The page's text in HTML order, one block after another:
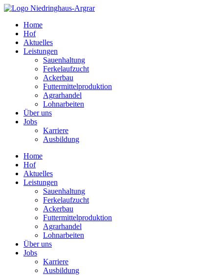
Zum
springenHome
Hof
Aktuelles
Leistungen
Sauenhaltung
Ferkelaufzucht
Ackerbau
Futtermittelproduktion
Agrarhandel
Lohnarbeiten
Über uns
Jobs
Karriere
Ausbildung
Home
Hof
Aktuelles
Leistungen
Sauenhaltung
Ferkelaufzucht
Ackerbau
Futtermittelproduktion
Agrarhandel
Lohnarbeiten
Über uns
Jobs
Karriere
Ausbildung